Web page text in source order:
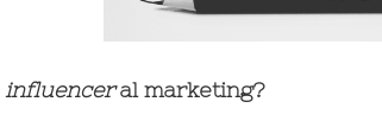
influenceral marketing?